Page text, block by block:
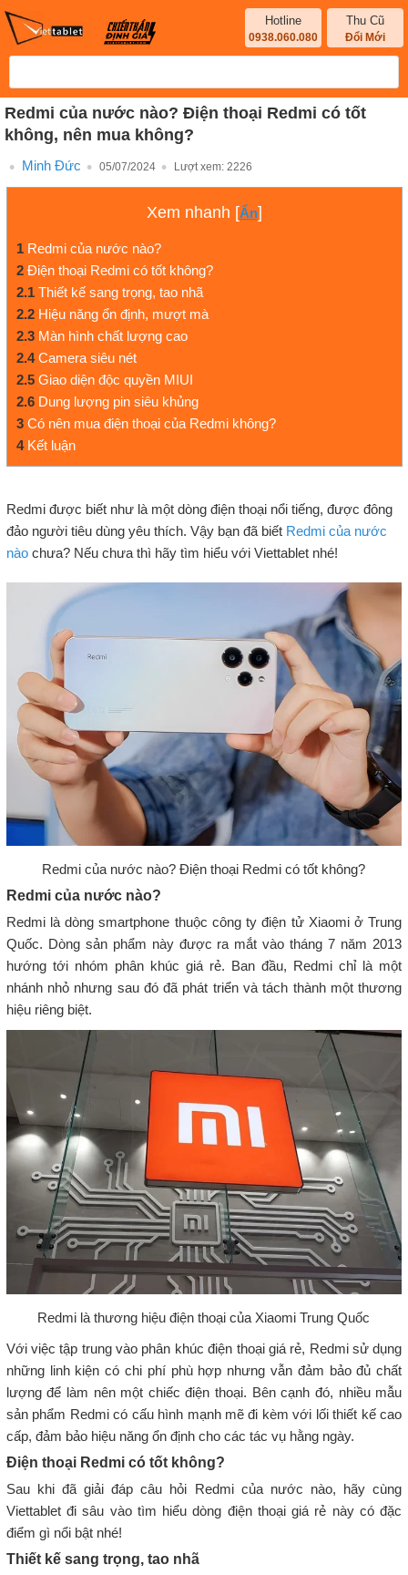
Hotline
0938.060.080
Thu Cũ
Đổi Mới
Redmi của nước nào? Điện thoại Redmi có tốt
không, nên mua không?
Minh Đức 05/07/2024 Lượt xem: 2226
Xem nhanh [Ẩn]
1 Redmi của nước nào?
2 Điện thoại Redmi có tốt không?
2.1 Thiết kế sang trọng, tao nhã
2.2 Hiệu năng ổn định, mượt mà
2.3 Màn hình chất lượng cao
2.4 Camera siêu nét
2.5 Giao diện độc quyền MIUI
2.6 Dung lượng pin siêu khủng
3 Có nên mua điện thoại của Redmi không?
4 Kết luận
Redmi được biết như là một dòng điện thoại nổi tiếng, được đông
đảo người tiêu dùng yêu thích. Vậy bạn đã biếtRedmi của nước
nàochưa? Nếu chưa thì hãy tìm hiểu với Viettablet nhé!
Redmi của nước nào? Điện thoại Redmi có tốt không?
Redmi của nước nào?
Redmi là dòng smartphone thuộc công ty điện tử Xiaomi ở Trung
Quốc. Dòng sản phẩm này được ra mắt vào tháng 7 năm 2013
hướng tới nhóm phân khúc giá rẻ. Ban đầu, Redmi chỉ là một
nhánh nhỏ nhưng sau đó đã phát triển và tách thành một thương
hiệu riêng biệt.
Redmi là thương hiệu điện thoại của Xiaomi Trung Quốc
Với việc tập trung vào phân khúc điện thoại giá rẻ, Redmi sử dụng
những linh kiện có chi phí phù hợp nhưng vẫn đảm bảo đủ chất
lượng để làm nên một chiếc điện thoại. Bên cạnh đó, nhiều mẫu
sản phẩm Redmi có cấu hình mạnh mẽ đi kèm với lối thiết kế cao
cấp, đảm bảo hiệu năng ổn định cho các tác vụ hằng ngày.
Điện thoại Redmi có tốt không?
Sau khi đã giải đáp câu hỏi Redmi của nước nào, hãy cùng
Viettablet đi sâu vào tìm hiểu dòng điện thoại giá rẻ này có đặc
điểm gì nổi bật nhé!
Thiết kế sang trọng, tao nhã